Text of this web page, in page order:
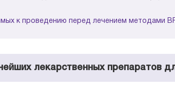
к проведению перед лечением методами
лекарственных препаратов